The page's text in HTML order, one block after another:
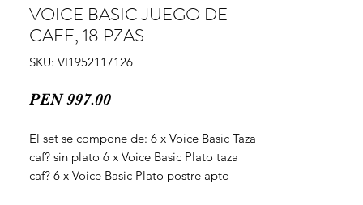
VOICE BASIC JUEGO DE
CAFE, 18 PZAS
SKU: VI1952117126
PEN 997.00Price
El set se compone de: 6 x Voice Basic Taza
caf? sin plato 6 x Voice Basic Plato taza
caf? 6 x Voice Basic Plato postre apto